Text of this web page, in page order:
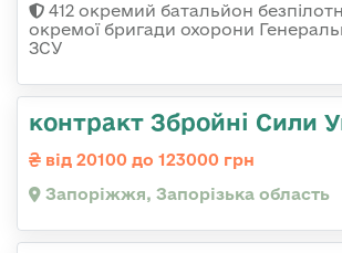
412 окремий батальйон
окремої бригади охорони
ЗСУ
контракт Збройні Сили
від 20100 до 123000 грн
Запоріжжя, Запорізька область